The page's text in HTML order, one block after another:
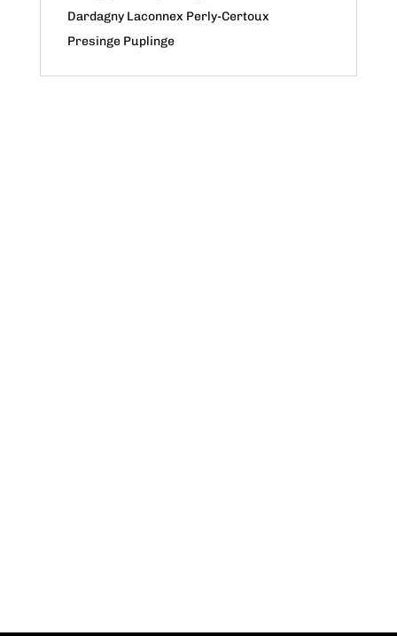
Dardagny Laconnex Perly-Certoux
Presinge Puplinge